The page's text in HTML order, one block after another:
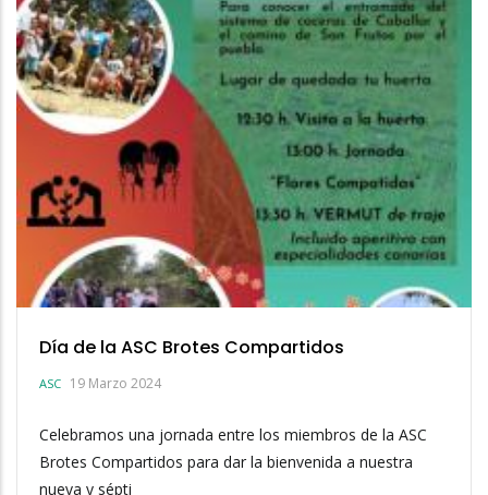
Día de la ASC Brotes Compartidos
ASC 19 Marzo 2024
Celebramos una jornada entre los miembros de la ASC
Brotes Compartidos para dar la bienvenida a nuestra
nueva y sépti